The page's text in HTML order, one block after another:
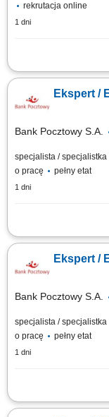
rekrutacja online
1 dni
Twój zakres
sprzedażowych,
wysoką jakość obsługi,
Ekspert /
Bank Pocztowy S.A.
specjalista /
o pracę
pełny etat
1 dni
Twój zakres
relacji; Realizacja
wizerunku Banku
Ekspert /
Bank Pocztowy S.A.
specjalista /
o pracę
pełny etat
1 dni
Twój zakres